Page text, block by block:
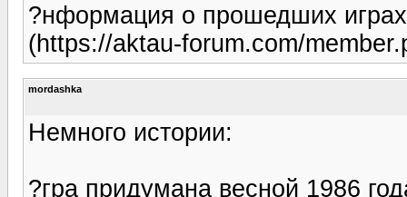
?нформация о прошедших
(https://aktau-forum.com/
mordashka
Немного истории:
?гра придумана весной 1986